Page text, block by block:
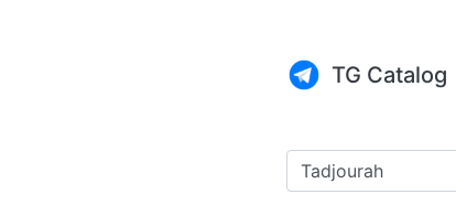
TG Catalog